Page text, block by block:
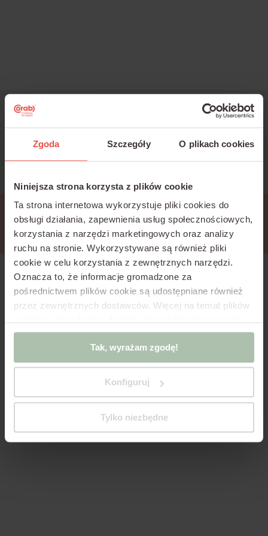
Zgoda Szczegóły O plikach cookies
Niniejsza strona korzysta z plików cookie
Ta strona internetowa wykorzystuje pliki cookies do
obsługi działania, zapewnienia usług społecznościowych,
korzystania z narzędzi marketingowych oraz analizy
ruchu na stronie. Wykorzystywane są również pliki
cookie w celu korzystania z zewnętrznych narzędzi.
Oznacza to, że informacje gromadzone za
pośrednictwem plików cookie są udostępniane również
przez zewnętrznych dostawców. Więcej na temat plików
infrastruktury w Polityce Cookies oraz Polityce
Jeśli korzystasz z oprogramowania innego
niż pliki cookie zgodne z oprogramowaniem w
dokumentach powyżej, kliknij „Tak, wyświetlam
„Zmieniam ustawienia” z poziomu tego okienka.
Tak, wyrażam zgodę!
Konfiguruj
Tylko niezbędne
Jesteś zainteresowany
szkoleniami?
Napisz:
k.bartold@corab.com.pl
Przerwa techniczna